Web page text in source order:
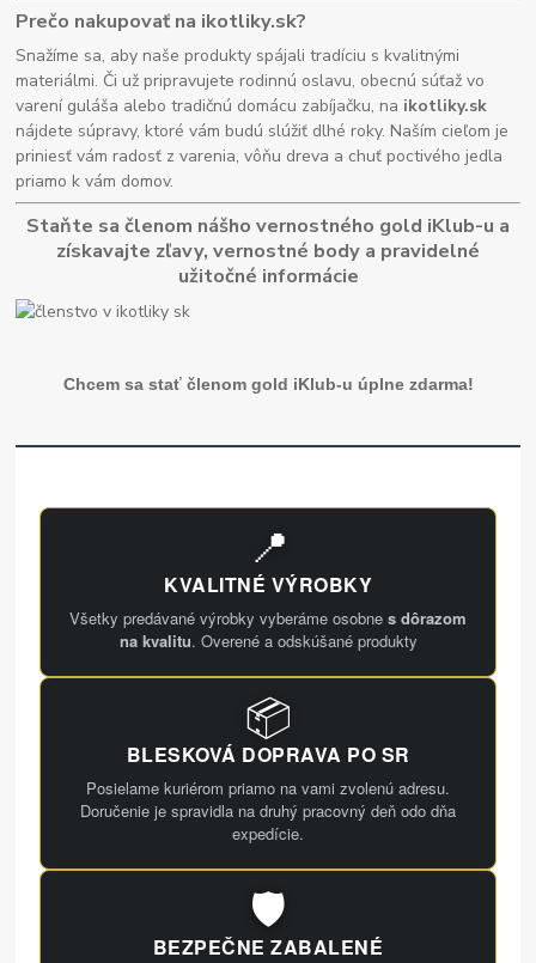
Prečo nakupovať na ikotliky.sk?
Snažíme sa, aby naše produkty spájali tradíciu s kvalitnými
materiálmi. Či už pripravujete rodinnú oslavu, obecnú súťaž vo
varení guláša alebo tradičnú domácu zabíjačku, na ikotliky.sk
nájdete súpravy, ktoré vám budú slúžiť dlhé roky. Naším cieľom je
priniesť vám radosť z varenia, vôňu dreva a chuť poctivého jedla
priamo k vám domov.
Staňte sa členom nášho vernostného gold iKlub-u a
získavajte zľavy, vernostné body a pravidelné
užitočné informácie
Chcem sa stať členom gold iKlub-u úplne zdarma!
📍
KVALITNÉ VÝROBKY
Všetky predávané výrobky vyberáme osobne s dôrazom
na kvalitu. Overené a odskúšané produkty
📦
BLESKOVÁ DOPRAVA PO SR
Posielame kuriérom priamo na vami zvolenú adresu.
Doručenie je spravidla na druhý pracovný deň odo dňa
expedície.
🛡️
BEZPEČNE ZABALENÉ